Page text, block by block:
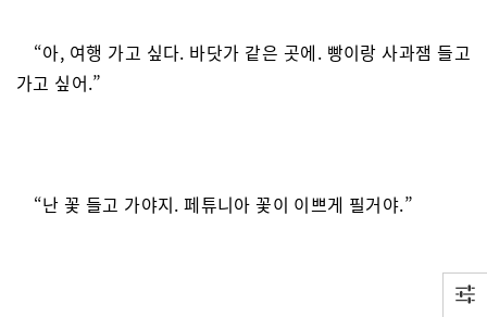
“아, 여행 가고 싶다. 바닷가 같은 곳에. 빵이랑 사과잼 들고
가고 싶어.”
“난 꽃 들고 가야지. 페튜니아 꽃이 이쁘게 필거야.”